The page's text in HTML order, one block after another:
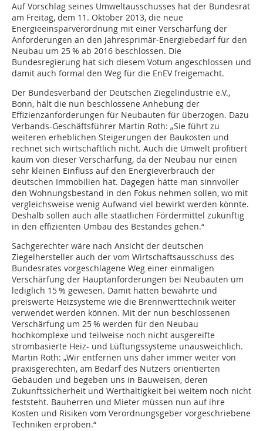
Auf Vorschlag seines Umweltausschusses hat der Bundesrat
am Freitag, dem 11. Oktober 2013, die neue
Energieeinsparverordnung mit einer Verschärfung der
Anforderungen an den Jahresprimär-Energiebedarf für den
Neubau um 25 % ab 2016 beschlossen. Die
Bundesregierung hat sich diesem Votum angeschlossen und
damit auch formal den Weg für die EnEV freigemacht.
Der Bundesverband der Deutschen Ziegelindustrie e.V.,
Bonn, hält die nun beschlossene Anhebung der
Effizienzanforderungen für Neubauten für überzogen. Dazu
Verbands-Geschäftsführer Martin Roth: „Sie führt zu
weiteren erheblichen Steigerungen der Baukosten und
rechnet sich wirtschaftlich nicht. Auch die Umwelt profitiert
kaum von dieser Verschärfung, da der Neubau nur einen
sehr kleinen Einfluss auf den Energieverbrauch der
deutschen Immobilien hat. Dagegen hätte man sinnvoller
den Wohnungsbestand in den Fokus nehmen sollen, wo mit
vergleichsweise wenig Aufwand viel bewirkt werden könnte.
Deshalb sollen auch alle staatlichen Fördermittel zukünftig
in den effizienten Umbau des Bestandes gehen.“
Sachgerechter wäre nach Ansicht der deutschen
Ziegelhersteller auch der vom Wirtschaftsausschuss des
Bundesrates vorgeschlagene Weg einer einmaligen
Verschärfung der Hauptanforderungen bei Neubauten um
lediglich 15 % gewesen. Damit hätten bewährte und
preiswerte Heizsysteme wie die Brennwerttechnik weiter
verwendet werden können. Mit der nun beschlossenen
Verschärfung um 25 % werden für den Neubau
hochkomplexe und teilweise noch nicht ausgereifte
strombasierte Heiz- und Lüftungssysteme unausweichlich.
Martin Roth: „Wir entfernen uns daher immer weiter von
praxisgerechten, am Bedarf des Nutzers orientierten
Gebäuden und begeben uns in Bauweisen, deren
Zukunftssicherheit und Werthaltigkeit bei weitem noch nicht
feststeht. Bauherren und Mieter müssen nun auf ihre
Kosten und Risiken vom Verordnungsgeber vorgeschriebene
Techniken erproben.“